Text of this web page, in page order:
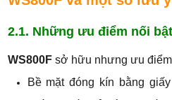
2.1. Những ưu điểm nối
WS800Fsở hữu nhưng ưu điểm
Bề mặt đóng kín bằng